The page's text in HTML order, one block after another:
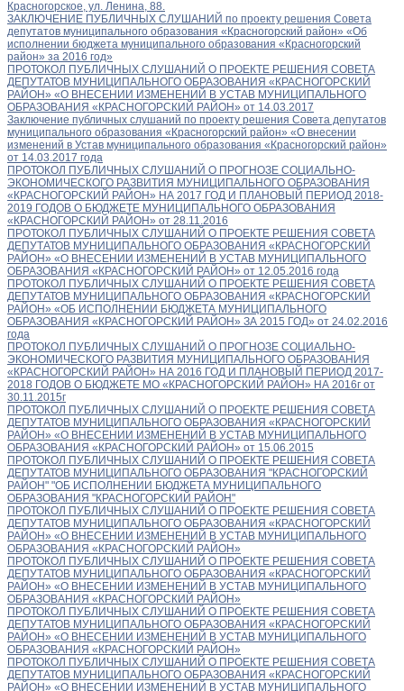
Красногорское, ул. Ленина, 88.
ЗАКЛЮЧЕНИЕ ПУБЛИЧНЫХ СЛУШАНИЙ по проекту решения Совета
депутатов муниципального образования «Красногорский район» «Об
исполнении бюджета муниципального образования «Красногорский
район» за 2016 год»
ПРОТОКОЛ ПУБЛИЧНЫХ СЛУШАНИЙ О ПРОЕКТЕ РЕШЕНИЯ СОВЕТА
ДЕПУТАТОВ МУНИЦИПАЛЬНОГО ОБРАЗОВАНИЯ «КРАСНОГОРСКИЙ
РАЙОН» «О ВНЕСЕНИИ ИЗМЕНЕНИЙ В УСТАВ МУНИЦИПАЛЬНОГО
ОБРАЗОВАНИЯ «КРАСНОГОРСКИЙ РАЙОН» от 14.03.2017
Заключение публичных слушаний по проекту решения Совета депутатов
муниципального образования «Красногорский район» «О внесении
изменений в Устав муниципального образования «Красногорский район»
от 14.03.2017 года
ПРОТОКОЛ ПУБЛИЧНЫХ СЛУШАНИЙ О ПРОГНОЗЕ СОЦИАЛЬНО-
ЭКОНОМИЧЕСКОГО РАЗВИТИЯ МУНИЦИПАЛЬНОГО ОБРАЗОВАНИЯ
«КРАСНОГОРСКИЙ РАЙОН» НА 2017 ГОД И ПЛАНОВЫЙ ПЕРИОД 2018-
2019 ГОДОВ О БЮДЖЕТЕ МУНИЦИПАЛЬНОГО ОБРАЗОВАНИЯ
«КРАСНОГОРСКИЙ РАЙОН» от 28.11.2016
ПРОТОКОЛ ПУБЛИЧНЫХ СЛУШАНИЙ О ПРОЕКТЕ РЕШЕНИЯ СОВЕТА
ДЕПУТАТОВ МУНИЦИПАЛЬНОГО ОБРАЗОВАНИЯ «КРАСНОГОРСКИЙ
РАЙОН» «О ВНЕСЕНИИ ИЗМЕНЕНИЙ В УСТАВ МУНИЦИПАЛЬНОГО
ОБРАЗОВАНИЯ «КРАСНОГОРСКИЙ РАЙОН» от 12.05.2016 года
ПРОТОКОЛ ПУБЛИЧНЫХ СЛУШАНИЙ О ПРОЕКТЕ РЕШЕНИЯ СОВЕТА
ДЕПУТАТОВ МУНИЦИПАЛЬНОГО ОБРАЗОВАНИЯ «КРАСНОГОРСКИЙ
РАЙОН» «ОБ ИСПОЛНЕНИИ БЮДЖЕТА МУНИЦИПАЛЬНОГО
ОБРАЗОВАНИЯ «КРАСНОГОРСКИЙ РАЙОН» ЗА 2015 ГОД» от 24.02.2016
года
ПРОТОКОЛ ПУБЛИЧНЫХ СЛУШАНИЙ О ПРОГНОЗЕ СОЦИАЛЬНО-
ЭКОНОМИЧЕСКОГО РАЗВИТИЯ МУНИЦИПАЛЬНОГО ОБРАЗОВАНИЯ
«КРАСНОГОРСКИЙ РАЙОН» НА 2016 ГОД И ПЛАНОВЫЙ ПЕРИОД 2017-
2018 ГОДОВ О БЮДЖЕТЕ МО «КРАСНОГОРСКИЙ РАЙОН» НА 2016г от
30.11.2015г
ПРОТОКОЛ ПУБЛИЧНЫХ СЛУШАНИЙ О ПРОЕКТЕ РЕШЕНИЯ СОВЕТА
ДЕПУТАТОВ МУНИЦИПАЛЬНОГО ОБРАЗОВАНИЯ «КРАСНОГОРСКИЙ
РАЙОН» «О ВНЕСЕНИИ ИЗМЕНЕНИЙ В УСТАВ МУНИЦИПАЛЬНОГО
ОБРАЗОВАНИЯ «КРАСНОГОРСКИЙ РАЙОН» от 15.06.2015
ПРОТОКОЛ ПУБЛИЧНЫХ СЛУШАНИЙ О ПРОЕКТЕ РЕШЕНИЯ СОВЕТА
ДЕПУТАТОВ МУНИЦИПАЛЬНОГО ОБРАЗОВАНИЯ "КРАСНОГОРСКИЙ
РАЙОН" "ОБ ИСПОЛНЕНИИ БЮДЖЕТА МУНИЦИПАЛЬНОГО
ОБРАЗОВАНИЯ "КРАСНОГОРСКИЙ РАЙОН"
ПРОТОКОЛ ПУБЛИЧНЫХ СЛУШАНИЙ О ПРОЕКТЕ РЕШЕНИЯ СОВЕТА
ДЕПУТАТОВ МУНИЦИПАЛЬНОГО ОБРАЗОВАНИЯ «КРАСНОГОРСКИЙ
РАЙОН» «О ВНЕСЕНИИ ИЗМЕНЕНИЙ В УСТАВ МУНИЦИПАЛЬНОГО
ОБРАЗОВАНИЯ «КРАСНОГОРСКИЙ РАЙОН»
ПРОТОКОЛ ПУБЛИЧНЫХ СЛУШАНИЙ О ПРОЕКТЕ РЕШЕНИЯ СОВЕТА
ДЕПУТАТОВ МУНИЦИПАЛЬНОГО ОБРАЗОВАНИЯ «КРАСНОГОРСКИЙ
РАЙОН» «О ВНЕСЕНИИ ИЗМЕНЕНИЙ В УСТАВ МУНИЦИПАЛЬНОГО
ОБРАЗОВАНИЯ «КРАСНОГОРСКИЙ РАЙОН»
ПРОТОКОЛ ПУБЛИЧНЫХ СЛУШАНИЙ О ПРОЕКТЕ РЕШЕНИЯ СОВЕТА
ДЕПУТАТОВ МУНИЦИПАЛЬНОГО ОБРАЗОВАНИЯ «КРАСНОГОРСКИЙ
РАЙОН» «О ВНЕСЕНИИ ИЗМЕНЕНИЙ В УСТАВ МУНИЦИПАЛЬНОГО
ОБРАЗОВАНИЯ «КРАСНОГОРСКИЙ РАЙОН»
ПРОТОКОЛ ПУБЛИЧНЫХ СЛУШАНИЙ О ПРОЕКТЕ РЕШЕНИЯ СОВЕТА
ДЕПУТАТОВ МУНИЦИПАЛЬНОГО ОБРАЗОВАНИЯ «КРАСНОГОРСКИЙ
РАЙОН» «О ВНЕСЕНИИ ИЗМЕНЕНИЙ В УСТАВ МУНИЦИПАЛЬНОГО